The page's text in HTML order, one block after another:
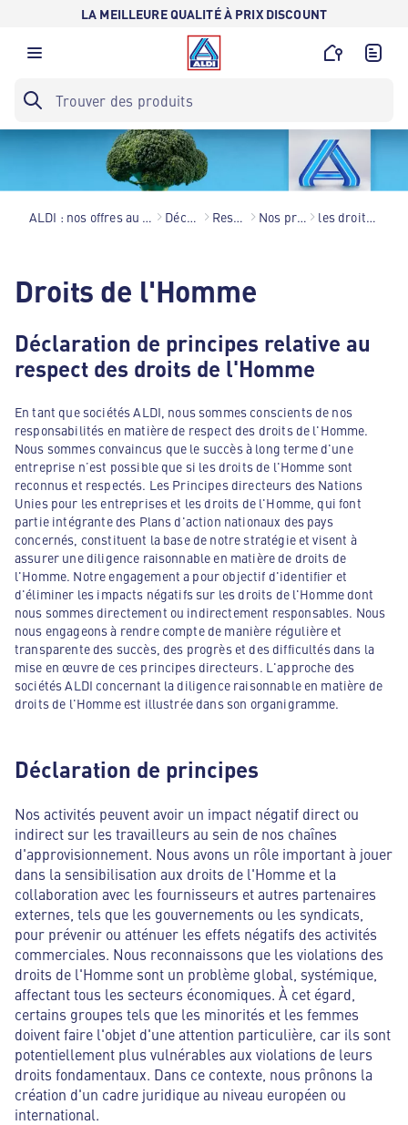
LA MEILLEURE QUALITÉ À PRIX DISCOUNT
ALDI : nos offres au meilleur prix toute l’année ! Découvrir ALDI Responsabilité Nos projets sociaux les droits de l'Homme
Droits de l'Homme
Déclaration de principes relative au
respect des droits de l'Homme
En tant que sociétés ALDI, nous sommes conscients de nos
responsabilités en matière de respect des droits de l'Homme.
Nous sommes convaincus que le succès à long terme d'une
entreprise n’est possible que si les droits de l'Homme sont
reconnus et respectés. Les Principes directeurs des Nations
Unies pour les entreprises et les droits de l'Homme, qui font
partie intégrante des Plans d'action nationaux des pays
concernés, constituent la base de notre stratégie et visent à
assurer une diligence raisonnable en matière de droits de
l'Homme. Notre engagement a pour objectif d'identifier et
d'éliminer les impacts négatifs sur les droits de l'Homme dont
nous sommes directement ou indirectement responsables. Nous
nous engageons à rendre compte de manière régulière et
transparente des succès, des progrès et des difficultés dans la
mise en œuvre de ces principes directeurs. L'approche des
sociétés ALDI concernant la diligence raisonnable en matière de
droits de l'Homme est illustrée dans son organigramme.
Déclaration de principes
Nos activités peuvent avoir un impact négatif direct ou
indirect sur les travailleurs au sein de nos chaînes
d'approvisionnement. Nous avons un rôle important à jouer
dans la sensibilisation aux droits de l'Homme et la
collaboration avec les fournisseurs et autres partenaires
externes, tels que les gouvernements ou les syndicats,
pour prévenir ou atténuer les effets négatifs des activités
commerciales. Nous reconnaissons que les violations des
droits de l'Homme sont un problème global, systémique,
affectant tous les secteurs économiques. À cet égard,
certains groupes tels que les minorités et les femmes
doivent faire l'objet d'une attention particulière, car ils sont
potentiellement plus vulnérables aux violations de leurs
droits fondamentaux. Dans ce contexte, nous prônons la
création d'un cadre juridique au niveau européen ou
international.